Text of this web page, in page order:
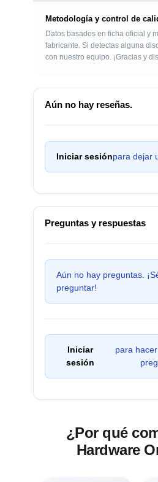
Metodología y control de
Datos basados en ficha oficial y
fabricante. Si detectas alguna
con nuestro equipo. ¡Gracias y
Aún no hay reseñas.
Iniciar sesiónpara dejar
Preguntas y respuestas
Aún no hay preguntas.
preguntar!
Iniciar
sesión
para
¿Por qué
Hardware